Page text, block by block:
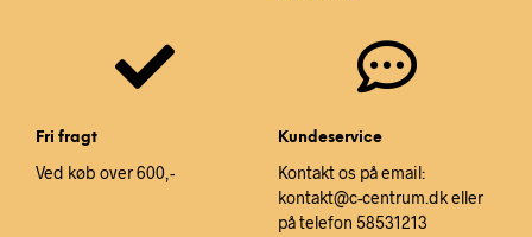
Fri fragt
Ved køb over 600,-
Kundeservice
Kontakt os på email:
kontakt@c-centrum.dk eller
på telefon 58531213